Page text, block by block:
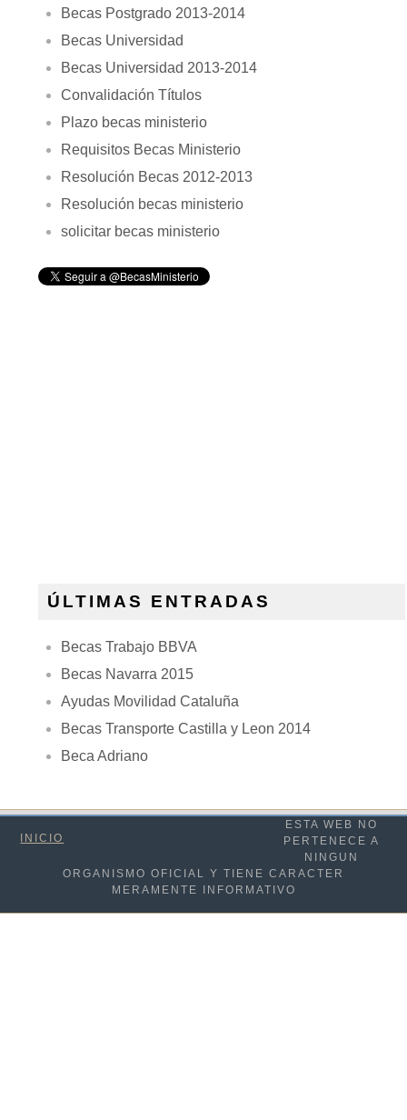
Becas Postgrado 2013-2014
Becas Universidad
Becas Universidad 2013-2014
Convalidación Títulos
Plazo becas ministerio
Requisitos Becas Ministerio
Resolución Becas 2012-2013
Resolución becas ministerio
solicitar becas ministerio
ÚLTIMAS ENTRADAS
Becas Trabajo BBVA
Becas Navarra 2015
Ayudas Movilidad Cataluña
Becas Transporte Castilla y Leon 2014
Beca Adriano
INICIO
ESTA WEB NO
PERTENECE A
NINGUN
ORGANISMO OFICIAL Y TIENE CARACTER
MERAMENTE INFORMATIVO